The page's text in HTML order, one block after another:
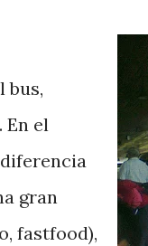
bus,
En el
gran
fastfood),